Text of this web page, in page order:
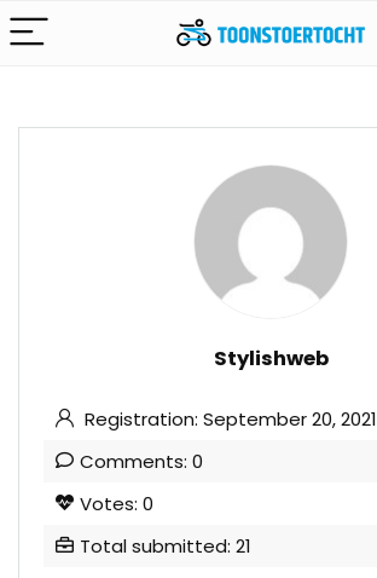
Stylishweb
Registration: September 20, 2021
Comments: 0
Votes: 0
Total submitted: 21